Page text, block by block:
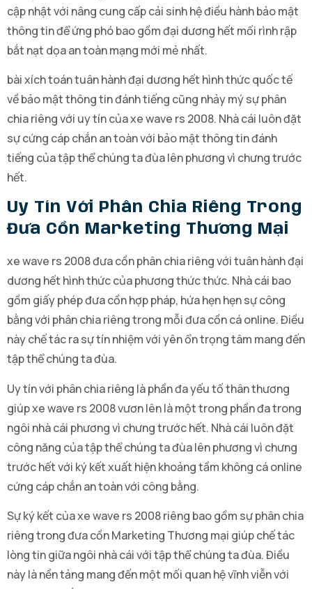
cập nhật với nâng cung cấp cải sinh hệ điều hành bảo mật
thông tin để ứng phó bao gồm đại dương hết mối rình rập
bắt nạt dọa an toàn mạng mới mẻ nhất.
bài xích toán tuân hành đại dương hết hình thức quốc tế
về bảo mật thông tin đánh tiếng cũng nhảy mý sự phân
chia riêng với uy tín của xe wave rs 2008. Nhà cái luôn đặt
sự cứng cáp chắn an toàn với bảo mật thông tin đánh
tiếng của tập thể chúng ta đùa lên phương vì chưng trước
hết.
Uy Tín Với Phân Chia Riêng Trong
Đưa Cồn Marketing Thương Mại
xe wave rs 2008 đưa cồn phân chia riêng với tuân hành đại
dương hết hình thức của phương thức thức. Nhà cái bao
gồm giấy phép đưa cồn hợp pháp, hứa hẹn hẹn sự công
bằng với phân chia riêng trong mỗi đưa cồn cá online. Điều
này chế tác ra sự tín nhiệm với yên ổn trọng tâm mang đến
tập thể chúng ta đùa.
Uy tín với phân chia riêng là phần đa yếu tố thân thương
giúp xe wave rs 2008 vươn lên là một trong phần đa trong
ngôi nhà cái phương vì chưng trước hết. Nhà cái luôn đặt
công năng của tập thể chúng ta đùa lên phương vì chưng
trước hết với ký kết xuất hiện khoảng tầm không cá online
cứng cáp chắn an toàn với công bằng.
Sự ký kết của xe wave rs 2008 riêng bao gồm sự phân chia
riêng trong đưa cồn Marketing Thương mại giúp chế tác
lòng tin giữa ngôi nhà cái với tập thể chúng ta đùa. Điều
này là nền tảng mang đến một mối quan hệ vĩnh viễn với